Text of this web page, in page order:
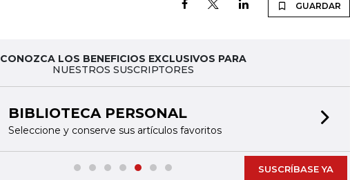
GUARDAR
CONOZCA LOS BENEFICIOS EXCLUSIVOS PARA
NUESTROS SUSCRIPTORES
BIBLIOTECA PERSONAL
Seleccione y conserve sus artículos favoritos
SUSCRÍBASE YA